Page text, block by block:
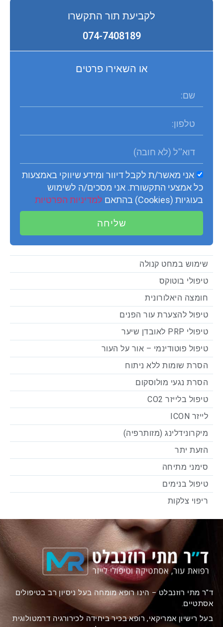
לקביעת תור התקשרו
074-7408189
או השאירו פרטים
אני מאשר/ת לקבל דיוור ומידע שיווקי באמצעות
כל אמצעי התקשורת. אני מסכים/ה לשימוש
בעוגיות (Cookies) בהתאם
למדיניות הפרטיות
שליחה
שימוש במחט קנולה
טיפולי בוטוקס
חומצה היאלורונית
טיפול להצערת עור הפנים
טיפולי PRP לאובדן שיער
טיפול פוטודינמי – אור על העור
הסרת שומות ללא ניתוח
הסרת נגעי מולוסקום
טיפול בלייזר CO2
לייזר ICON
מיקרונידלינג (מזותרפיה)
הזעת יתר
סימני מתיחה
טיפול בנימים
ריפוי צלקות
ד"ר מתי רוזנבלט – הינו רופא מומחה בעל ניסיון רב בטיפולים
אסתטיים.
בעל רישיון אמריקאי, רופא בכיר ביחידה לכירורגיה דרמטולוגית